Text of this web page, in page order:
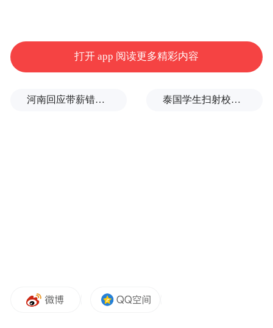
期的战略资产调动。
在2025年6月以色列—伊朗战争及美军突袭伊
军、陆军及空军的前期部署，是行动得以最
打开 app 阅读更多精彩内容
河南回应带薪错峰休假通知引争议：文章相关表述不够准确，程序审签不规范，待修改后予以印发 泰国学生扫射校园，致7死15伤，犯案前先射杀祖父母